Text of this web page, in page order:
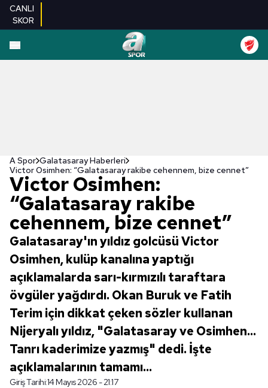
CANLI
SKOR
A Spor Galatasaray Haberleri
Victor Osimhen: “Galatasaray rakibe cehennem, bize cennet”
Victor Osimhen:
“Galatasaray rakibe
cehennem, bize cennet”
Galatasaray'ın yıldız golcüsü Victor
Osimhen, kulüp kanalına yaptığı
açıklamalarda sarı-kırmızılı taraftara
övgüler yağdırdı. Okan Buruk ve Fatih
Terim için dikkat çeken sözler kullanan
Nijeryalı yıldız, "Galatasaray ve Osimhen...
Tanrı kaderimize yazmış" dedi. İşte
açıklamalarının tamamı...
Giriş Tarihi:14 Mayıs 2026 - 21:17